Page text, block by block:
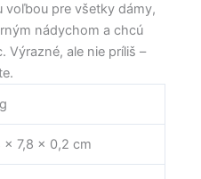
voľbou pre všetky dámy,
nádychom a chcú
Výrazné, ale nie príliš –
× 7,8 × 0,2 cm